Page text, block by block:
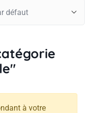
à votre